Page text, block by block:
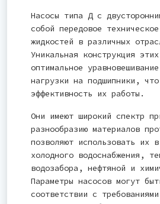
Насосы типа Д с
собой передовое
жидкостей в различных
Уникальная конструкция
оптимальное
нагрузки на подшипники,
эффективность их работы.
Они имеют широкий спектр
разнообразию материалов
позволяют использовать их
холодного водоснабжения,
водозабора, нефтяной и
Параметры насосов могут
соответствии с